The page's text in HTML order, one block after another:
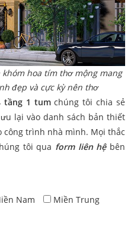
hoa tím thơ mộng mang
đẹp và cực kỳ nên thơ
tầng 1 tumchúng tôi chia sẻ
lại vào danh sách bản thiết
công trình nhà mình. Mọi thắc
tôi qua form liên hệbên
Nam Miền Trung